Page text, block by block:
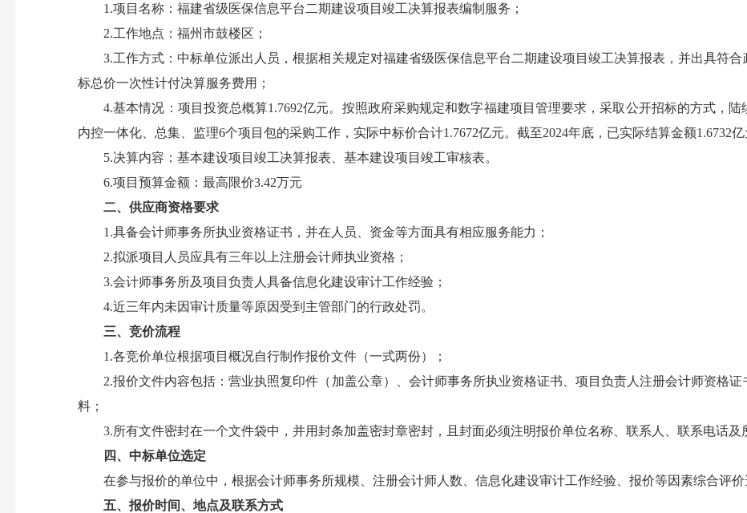
1.项目名称：福建省级医保信息平台二期建设项目竣工决算报表编制服务；
2.工作地点：福州市鼓楼区；
3.工作方式：中标单位派出人员，根据相关规定对福建省级医保信息平台二期建设项目竣工决算报表，并出具符合
标总价一次性计付决算服务费用；
4.基本情况：项目投资总概算1.7692亿元。按照政府采购规定和数字福建项目管理要求，采取公开招标的方式，陆
内控一体化、总集、监理6个项目包的采购工作，实际中标价合计1.7672亿元。截至2024年底，已实际结算金额1.6732亿
5.决算内容：基本建设项目竣工决算报表、基本建设项目竣工审核表。
6.项目预算金额：最高限价3.42万元
二、供应商资格要求
1.具备会计师事务所执业资格证书，并在人员、资金等方面具有相应服务能力；
2.拟派项目人员应具有三年以上注册会计师执业资格；
3.会计师事务所及项目负责人具备信息化建设审计工作经验；
4.近三年内未因审计质量等原因受到主管部门的行政处罚。
三、竞价流程
1.各竞价单位根据项目概况自行制作报价文件（一式两份）；
2.报价文件内容包括：营业执照复印件（加盖公章）、会计师事务所执业资格证书、项目负责人注册会计师资格证
料；
3.所有文件密封在一个文件袋中，并用封条加盖密封章密封，且封面必须注明报价单位名称、联系人、联系电话及
四、中标单位选定
在参与报价的单位中，根据会计师事务所规模、注册会计师人数、信息化建设审计工作经验、报价等因素综合评价
五、报价时间、地点及联系方式